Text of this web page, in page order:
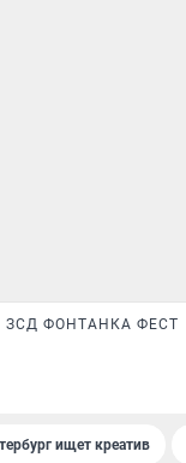
ЗСД ФОНТАНКА ФЕСТ
ищет креатив